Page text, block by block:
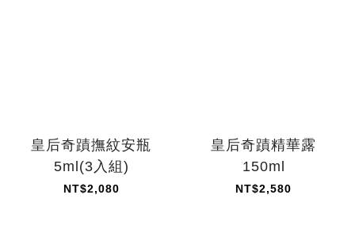
皇后奇蹟撫紋安瓶
5ml(3入組)
NT$2,080
皇后奇蹟精華露
150ml
NT$2,580